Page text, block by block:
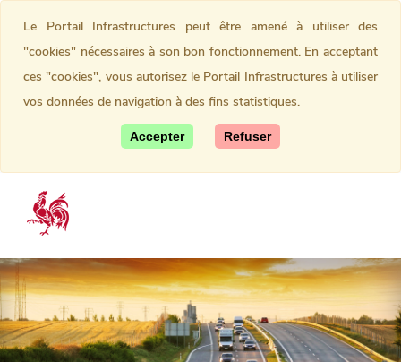
Le Portail Infrastructures peut être amené à utiliser des
"cookies" nécessaires à son bon fonctionnement. En acceptant
ces "cookies", vous autorisez le Portail Infrastructures à utiliser
vos données de navigation à des fins statistiques.
Accepter Refuser